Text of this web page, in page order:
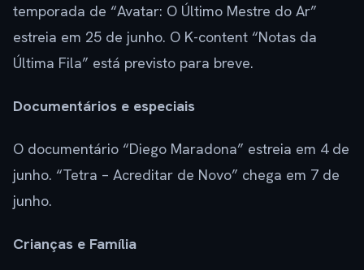
temporada de “Avatar: O Último Mestre do Ar”
estreia em 25 de junho. O K-content “Notas da
Última Fila” está previsto para breve.
Documentários e especiais
O documentário “Diego Maradona” estreia em 4 de
junho. “Tetra – Acreditar de Novo” chega em 7 de
junho.
Crianças e Família